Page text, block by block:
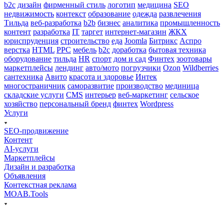
b2c дизайн фирменный стиль логотип медицина SEO
недвижимость контекст образование одежда развлечения
Тильда веб-разработка b2b бизнес аналитика промышленность
контент разработка IT таргет интернет-магазин ЖКХ
юриспруденция строительство еда Joomla Битрикс Аспро
верстка HTML PPC мебель b2с доработка бытовая техника
оборудование тильда HR спорт дом и сад Финтех зоотовары
маркетплейсы лендинг авто/мото погрузчики Ozon Wildberries
сантехника Авито красота и здоровье Интек
многостраничник саморазвитие производство мединица
складские услуги CMS интерьер веб-маркетинг сельское
хозяйство персональный бренд финтех Wordpress
Услуги
SEO-продвижение
Контент
AI-услуги
Маркетплейсы
Дизайн и разработка
Объявления
Контекстная реклама
MOAB.Tools